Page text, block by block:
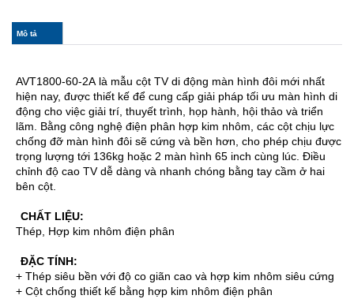
col_horizontal
Mô tả
AVT1800-60-2A là mẫu cột TV di động màn hình đôi mới nhất
hiện nay, được thiết kế để cung cấp giải pháp tối ưu màn hình di
động cho việc giải trí, thuyết trình, họp hành, hội thảo và triển
lãm. Bằng công nghệ điện phân hợp kim nhôm, các cột chịu lực
chống đỡ màn hình đôi sẽ cứng và bền hơn, cho phép chịu được
trọng lượng tới 136kg hoặc 2 màn hình 65 inch cùng lúc. Điều
chỉnh độ cao TV dễ dàng và nhanh chóng bằng tay cầm ở hai
bên cột.
CHẤT LIỆU:
Thép, Hợp kim nhôm điện phân
ĐẶC TÍNH:
+ Thép siêu bền với độ co giãn cao và hợp kim nhôm siêu cứng
+ Cột chống thiết kế bằng hợp kim nhôm điện phân